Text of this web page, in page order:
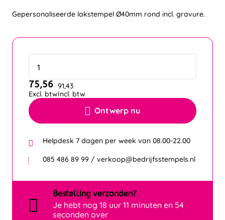
Gepersonaliseerde lakstempel Ø40mm rond incl. gravure.
Ontwerp nu
75,56
Excl. btw
91,43
Incl. btw
Helpdesk 7 dagen per week van 08.00-22.00
085 486 89 99 / verkoop@bedrijfsstempels.nl
Bestelling verzonden?
Je hebt nog 18 uur 11 minuten en 54
seconden over